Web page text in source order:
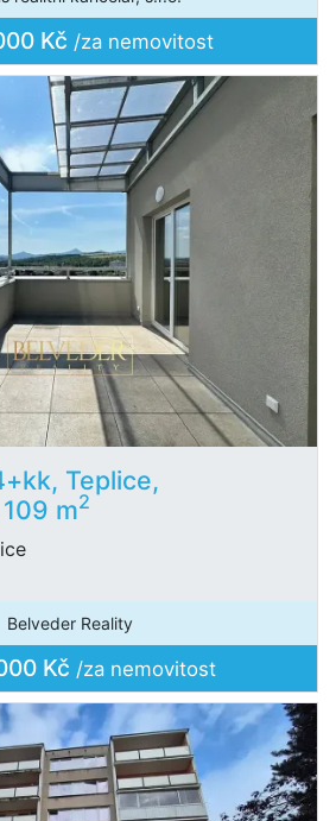
Kč /za nemovitost
Teplice,
m2
Belveder Reality
Kč /za nemovitost